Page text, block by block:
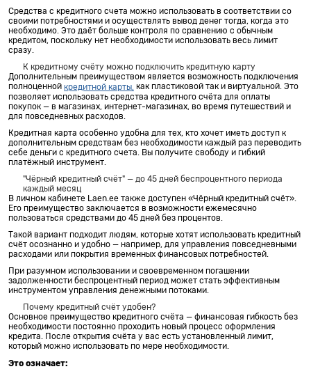
Средства с кредитного счета можно использовать в соответствии со
своими потребностями и осуществлять вывод денег тогда, когда это
необходимо. Это даёт больше контроля по сравнению с обычным
кредитом, поскольку нет необходимости использовать весь лимит
сразу.
К кредитному счёту можно подключить кредитную карту
Дополнительным преимуществом является возможность подключения
полноценной кредитной карты, как пластиковой так и виртуальной. Это
позволяет использовать средства кредитного счёта для оплаты
покупок — в магазинах, интернет-магазинах, во время путешествий и
для повседневных расходов.
Кредитная карта особенно удобна для тех, кто хочет иметь доступ к
дополнительным средствам без необходимости каждый раз переводить
себе деньги с кредитного счета. Вы получите свободу и гибкий
платёжный инструмент.
"Чёрный кредитный счёт" — до 45 дней беспроцентного периода
каждый месяц
В личном кабинете Laen.ee также доступен «Чёрный кредитный счёт».
Его преимущество заключается в возможности ежемесячно
пользоваться средствами до 45 дней без процентов.
Такой вариант подходит людям, которые хотят использовать кредитный
счёт осознанно и удобно — например, для управления повседневными
расходами или покрытия временных финансовых потребностей.
При разумном использовании и своевременном погашении
задолженности беспроцентный период может стать эффективным
инструментом управления денежными потоками.
Почему кредитный счёт удобен?
Основное преимущество кредитного счёта — финансовая гибкость без
необходимости постоянно проходить новый процесс оформления
кредита. После открытия счёта у вас есть установленный лимит,
который можно использовать по мере необходимости.
Это означает: